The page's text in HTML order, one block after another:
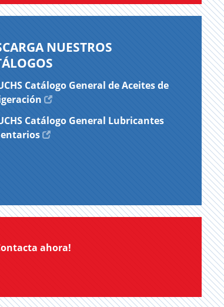
NUESTROS
Catálogo General de Aceites de
Catálogo General Lubricantes
ahora!